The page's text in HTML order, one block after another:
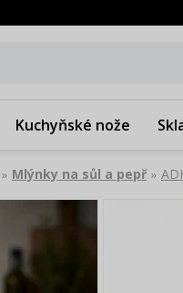
Kuchyňské nože
» Mlýnky na sůl a pepř »